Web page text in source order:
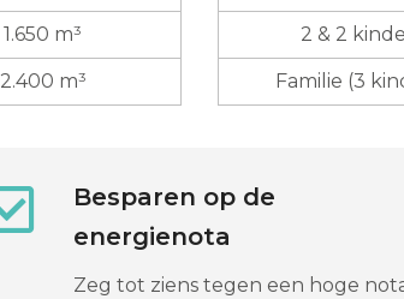
1.650 m³
2.400 m³
2 & 2
Familie (3
Besparen op de
energienota
Zeg tot ziens tegen een hoge